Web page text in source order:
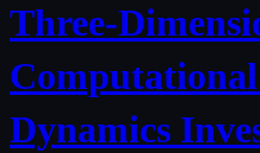
Three-
Dynamics